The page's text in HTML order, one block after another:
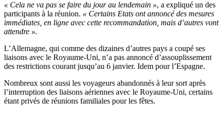
« Cela ne va pas se faire du jour au lendemain », a expliqué un des
participants à la réunion. « Certains Etats ont annoncé des mesures
immédiates, en ligne avec cette recommandation, mais d’autres vont
attendre ».
L’Allemagne, qui comme des dizaines d’autres pays a coupé ses
liaisons avec le Royaume-Uni, n’a pas annoncé d’assouplissement
des restrictions courant jusqu’au 6 janvier. Idem pour l’Espagne.
Nombreux sont aussi les voyageurs abandonnés à leur sort après
l’interruption des liaisons aériennes avec le Royaume-Uni, certains
étant privés de réunions familiales pour les fêtes.